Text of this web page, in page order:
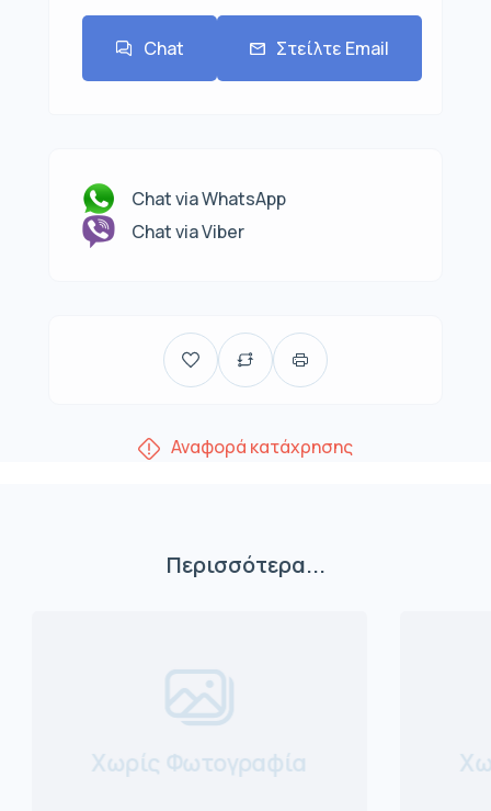
Chat Στείλτε Email
Chat via WhatsApp
Chat via Viber
Αναφορά κατάχρησης
Περισσότερα...
Χωρίς Φωτογραφία